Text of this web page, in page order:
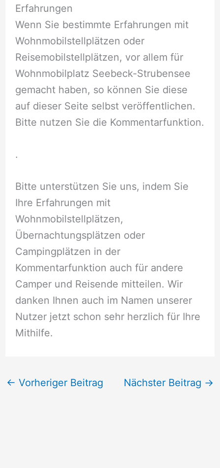
Erfahrungen
Wenn Sie bestimmte Erfahrungen mit
Wohnmobilstellplätzen oder
Reisemobilstellplätzen, vor allem für
Wohnmobilplatz Seebeck-Strubensee
gemacht haben, so können Sie diese
auf dieser Seite selbst veröffentlichen.
Bitte nutzen Sie die Kommentarfunktion.
.
Bitte unterstützen Sie uns, indem Sie
Ihre Erfahrungen mit
Wohnmobilstellplätzen,
Übernachtungsplätzen oder
Campingplätzen in der
Kommentarfunktion auch für andere
Camper und Reisende mitteilen. Wir
danken Ihnen auch im Namen unserer
Nutzer jetzt schon sehr herzlich für Ihre
Mithilfe.
← Vorheriger Beitrag Nächster Beitrag →